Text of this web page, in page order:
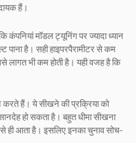
हैं।
कंपनियां मॉडल ट्यूनिंग पर ज्यादा ध्यान
पाना है। सही हाइपरपैरामीटर से कम
भी कम होती है। यही वजह है कि
करते हैं। ये सीखने की प्रक्रिया को
हो सकता है। बहुत धीमा सीखना
से ही आता है। इसलिए इनका चुनाव सोच-